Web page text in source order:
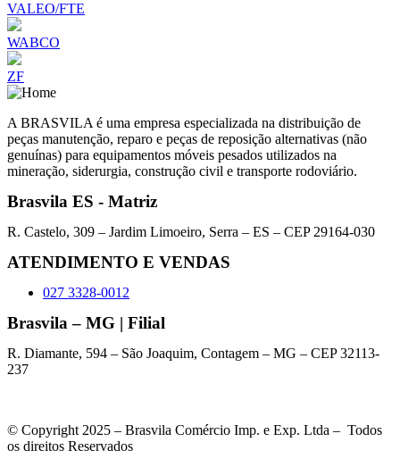
VALEO/FTE
WABCO
ZF
A BRASVILA é uma empresa especializada na distribuição de
peças manutenção, reparo e peças de reposição alternativas (não
genuínas) para equipamentos móveis pesados utilizados na
mineração, siderurgia, construção civil e transporte rodoviário.
Brasvila ES - Matriz
R. Castelo, 309 – Jardim Limoeiro, Serra – ES – CEP 29164-030
ATENDIMENTO E VENDAS
027 3328-0012
Brasvila – MG | Filial
R. Diamante, 594 – São Joaquim, Contagem – MG – CEP 32113-
237
© Copyright 2025 – Brasvila Comércio Imp. e Exp. Ltda – Todos
os direitos Reservados